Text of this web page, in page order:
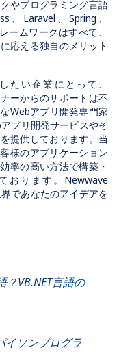
やプログラミング言語
Laravel、Spring、
ームワークはすべて、
応える独自のメリット
たい企業にとって、
ーからのサポートは不
Webアプリ開発専門家
プリ開発サービスやそ
提供しております。当
様のアプリケーション
率の高い方法で構築・
おります。Newwave
であなたのアイデアを
？VB.NET言語の
イソンプログラ